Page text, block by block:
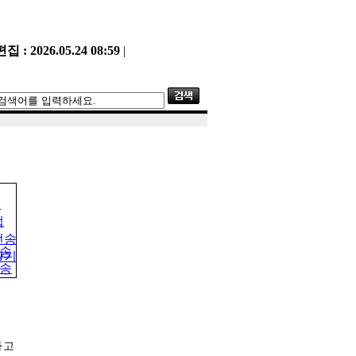
집 : 2026.05.24 08:59 |
송